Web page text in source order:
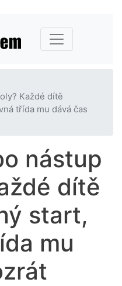
Každé dítě
třída mu dává čas
nástup
dítě
start,
mu